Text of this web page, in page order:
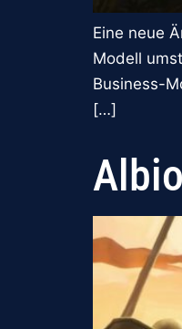
Eine neue
Modell
Business-
[…]